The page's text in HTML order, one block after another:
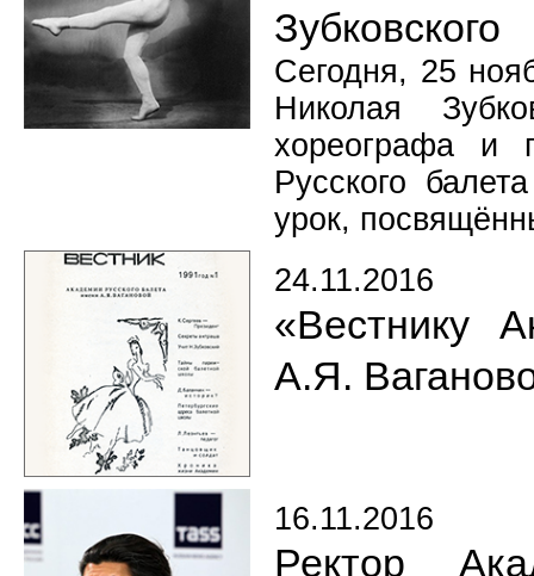
Зубковского
Сегодня, 25
Николая
хореографа и
Русского
урок,
24.11.2016
«Вестнику
А.Я.
16.11.2016
Ректор